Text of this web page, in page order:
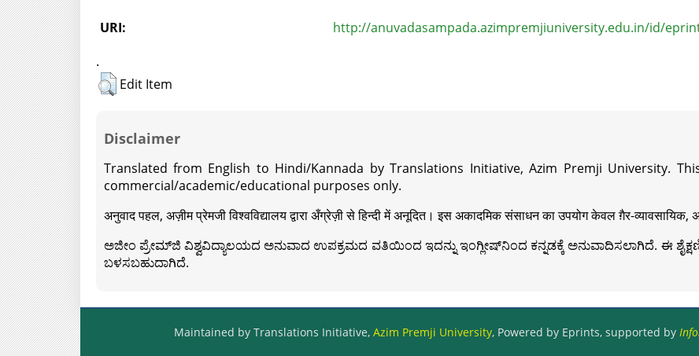
URI:
http://anuvadasampada.azimpremjiuniversity.edu.in/id/
.
Edit Item
Disclaimer
Translated from English to Hindi/Kannada by Translations Initiative, Azim Premji University.
commercial/academic/educational purposes only.
अनुवाद पहल, अज़ीम प्रेमजी विश्वविद्यालय द्वारा अँग्रेज़ी से हिन्दी में अनूदित। इस अकादमिक संसाधन का उपयोग केवल ग़ैर-व्यावसायिक,
ಅಜೀಂ ಪ್ರೇಮ್‍ಜಿ ವಿಶ್ವವಿದ್ಯಾಲಯದ ಅನುವಾದ ಉಪಕ್ರಮದ ವತಿಯಿಂದ ಇದನ್ನು ಇಂಗ್ಲೀಷ್‍ನಿಂದ ಕನ್ನಡಕ್ಕೆ ಅನುವಾದಿಸಲಾಗಿದೆ. ಈ
ಬಳಸಬಹುದಾಗಿದೆ.
Maintained by Translations Initiative, Azim Premji University, Powered by Eprints, supported by